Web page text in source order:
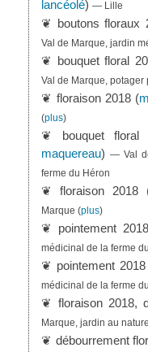
lancéolé)— Lille
❦ boutons floraux
Val de Marque, jardin
❦ bouquet floral
Val de Marque,
❦ floraison 2018 (
(plus)
❦ bouquet floral
maquereau)— Val
ferme du Héron
❦ floraison 2018
Marque (plus)
❦ pointement
médicinal de la ferme
❦ pointement
médicinal de la ferme
❦ floraison 2018,
Marque, jardin au
❦ débourrement